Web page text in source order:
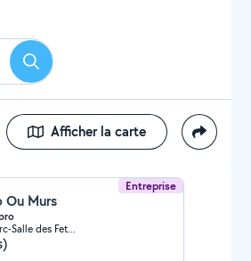
Rechercher
Afficher la carte
Entreprise
Ou Murs
Colombes (Jeanne d'Arc-Salle des Fetes)